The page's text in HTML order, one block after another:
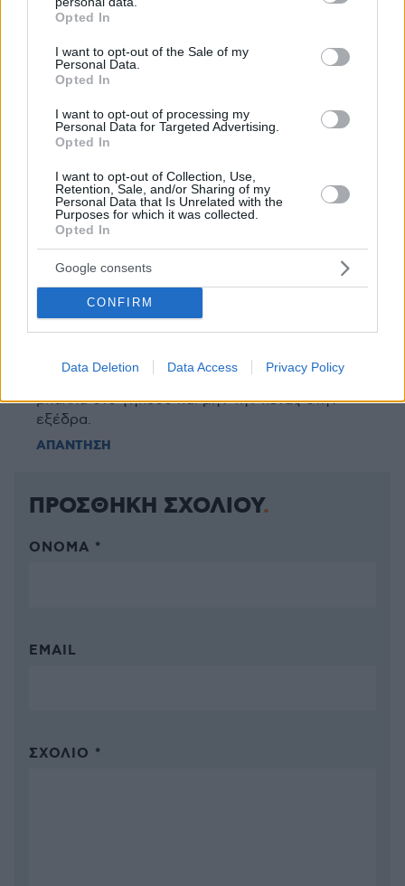
grant or deny consent to Google and its third-party tags to
use your data for below specified purposes in below Google
consent section.
Opted In
I want to opt-out of the Sale of my
Personal Data.
Opted In
I want to opt-out of processing my
Personal Data for Targeted Advertising.
Opted In
I want to opt-out of Collection, Use,
Retention, Sale, and/or Sharing of my
Personal Data that Is Unrelated with the
Purposes for which it was collected.
Opted In
Google consents
CONFIRM
Data Deletion Data Access Privacy Policy
14.11.2024, 16:32
Και στο Ιράν και στη Ρωσία και στην Β.Κορέα και στην
παλαβός και τον κλείνουν στο ίδρυμα για το καλό
απλα λογια
14.11.2024, 16:30
εν τω μεταξυ στην αγγλια χιλιαδες εχουν
καταδικαστει απο πραγματα που λενε στα σοσιαλ
ΑΠΑΝΤΗΣΗ
...σε 8 χρόνια φυλάκιση δεν παίζει... άσε τη
μπάλλα στο γήπεδο και μην την πετάς στην
εξέδρα.
ΑΠΑΝΤΗΣΗ
ΠΡΟΣΘΗΚΗ ΣΧΟΛΙΟΥ
ΌΝΟΜΑ *
EMAIL
ΣΧΌΛΙΟ *